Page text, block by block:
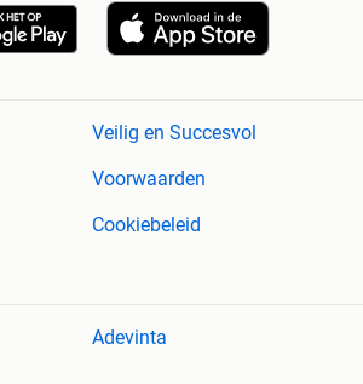
Veilig en Succesvol
Voorwaarden
Cookiebeleid
Adevinta